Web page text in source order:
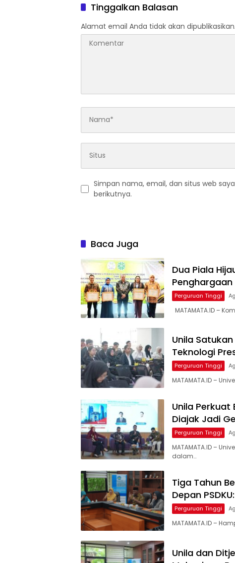
Tinggalkan Balasan
Alamat email Anda tidak akan dipublikasikan.
Simpan nama, email, dan situs web
berikutnya.
Baca Juga
Dua Piala
Penghargaan
Perguruan Tinggi
MATAMATA.ID –
Unila
Teknologi
Perguruan Tinggi
MATAMATA.ID –
Unila Perkuat
Diajak Jadi
Perguruan Tinggi
MATAMATA.ID –
dalam…
Tiga Tahun
Depan
Perguruan Tinggi
MATAMATA.ID –
Unila dan